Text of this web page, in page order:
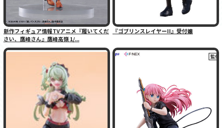
新作フィギュア情報TVアニメ『履いてくだ
さい、鷹峰さん』鷹峰高嶺 1/...
『ゴブリンスレイヤーII』受付嬢